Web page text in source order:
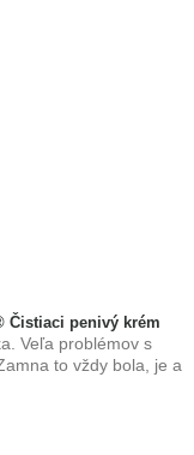
Čistiaci penivý krém
Veľa problémov s
to vždy bola, je a